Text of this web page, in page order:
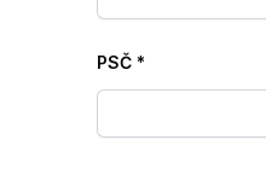
PSČ *